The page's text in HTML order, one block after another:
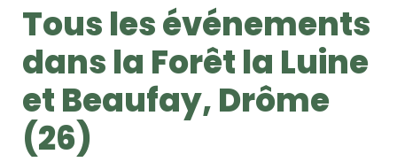
Tous les événements
dans la Forêt la Luine
et Beaufay, Drôme
(26)